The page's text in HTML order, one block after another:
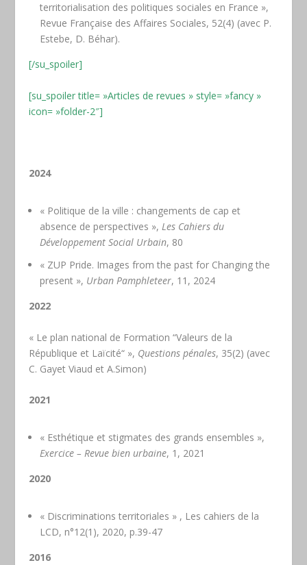
territorialisation des politiques sociales en France »,
Revue Française des Affaires Sociales, 52(4) (avec P.
Estebe, D. Béhar).
[/su_spoiler]
[su_spoiler title= »Articles de revues » style= »fancy »
icon= »folder-2″]
2024
« Politique de la ville : changements de cap et
absence de perspectives », Les Cahiers du
Développement Social Urbain, 80
« ZUP Pride. Images from the past for Changing the
present », Urban Pamphleteer, 11, 2024
2022
« Le plan national de Formation “Valeurs de la
République et Laïcité“ », Questions pénales, 35(2) (avec
C. Gayet Viaud et A.Simon)
2021
« Esthétique et stigmates des grands ensembles »,
Exercice – Revue bien urbaine, 1, 2021
2020
« Discriminations territoriales » , Les cahiers de la
LCD, n°12(1), 2020, p.39-47
2016